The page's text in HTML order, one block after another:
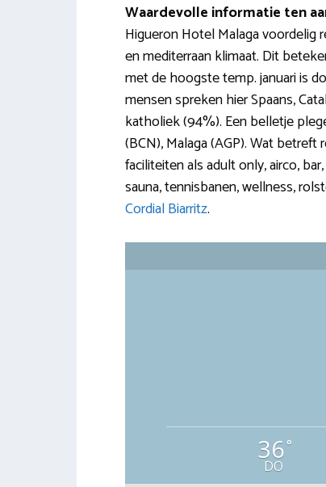
Waardevolle informatie ten
Higueron Hotel Malaga voordelig
en mediterraan klimaat. Dit
met de hoogste temp. januari is
mensen spreken hier Spaans,
katholiek (94%). Een belletje
(BCN), Malaga (AGP). Wat
faciliteiten als adult only, airco,
sauna, tennisbanen, wellness,
Cordial Biarritz.
36°
DO